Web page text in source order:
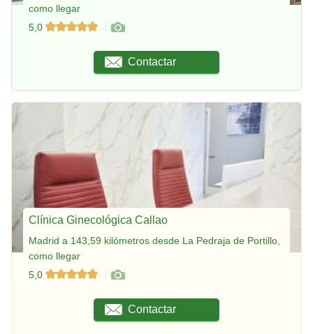
como llegar
5,0
Contactar
Clínica Ginecológica Callao
Madrid a 143,59 kilómetros desde La Pedraja de Portillo,
como llegar
5,0
Contactar